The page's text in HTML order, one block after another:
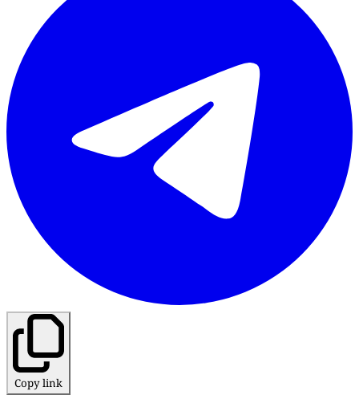
Copy link